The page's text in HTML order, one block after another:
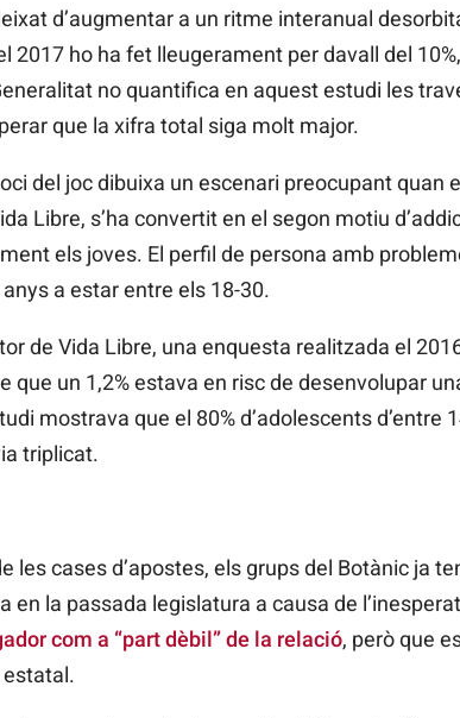
d’augmentar a un ritme interanual
2017 ho ha fet lleugerament per davall del
no quantifica en aquest estudi les
que la xifra total siga molt major.
del joc dibuixa un escenari preocupant quan
Libre, s’ha convertit en el segon motiu
els joves. El perfil de persona amb
a estar entre els 18-30.
de Vida Libre, una enquesta realitzada el
que un 1,2% estava en risc de desenvolupar
mostrava que el 80% d’adolescents d’entre
triplicat.
les cases d’apostes, els grups del Botànic ja
en la passada legislatura a causa de
com a “part dèbil” de la relació, però que